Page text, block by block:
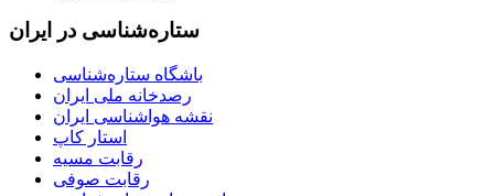
ستاره‌شناسی در ایران
باشگاه ستاره‌شناسی
رصدخانه ملی ایران
نقشه هواشناسی ایران
استار کاپ
رقابت مسیه
رقابت صوفی